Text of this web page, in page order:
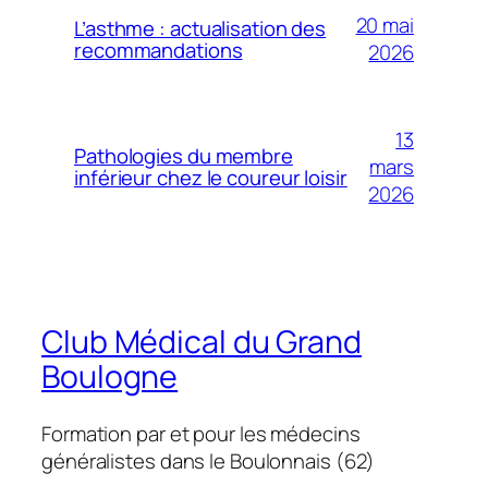
L’asthme : actualisation des
recommandations
20 mai
2026
Pathologies du membre
inférieur chez le coureur loisir
13
mars
2026
Club Médical du Grand
Boulogne
Formation par et pour les médecins
généralistes dans le Boulonnais (62)